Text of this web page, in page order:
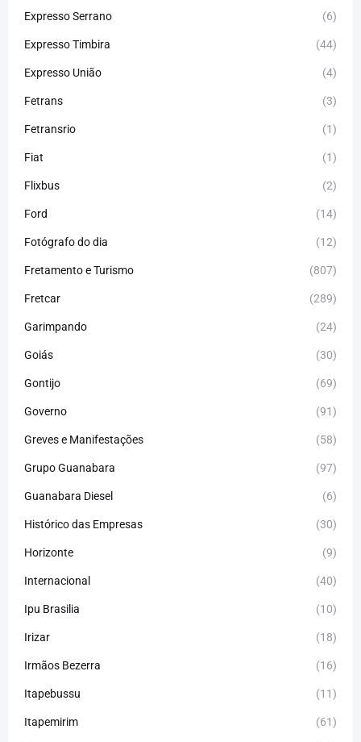
Expresso Serrano (6)
Expresso Timbira (44)
Expresso União (4)
Fetrans (3)
Fetransrio (1)
Fiat (1)
Flixbus (2)
Ford (14)
Fotógrafo do dia (12)
Fretamento e Turismo (807)
Fretcar (289)
Garimpando (24)
Goiás (30)
Gontijo (69)
Governo (91)
Greves e Manifestações (58)
Grupo Guanabara (97)
Guanabara Diesel (6)
Histórico das Empresas (30)
Horizonte (9)
Internacional (40)
Ipu Brasilia (10)
Irizar (18)
Irmãos Bezerra (16)
Itapebussu (11)
Itapemirim (61)